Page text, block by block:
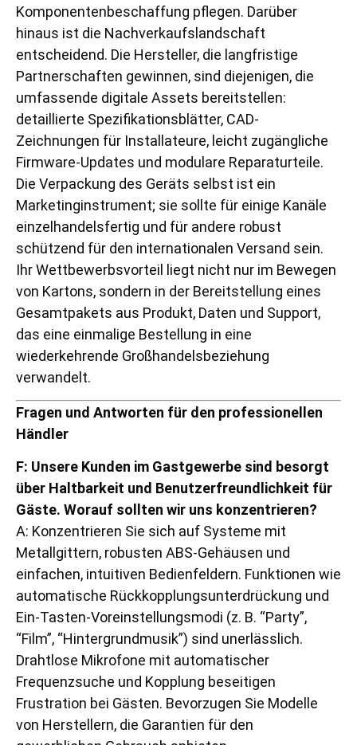
Komponentenbeschaffung pflegen. Darüber
hinaus ist die Nachverkaufslandschaft
entscheidend. Die Hersteller, die langfristige
Partnerschaften gewinnen, sind diejenigen, die
umfassende digitale Assets bereitstellen:
detaillierte Spezifikationsblätter, CAD-
Zeichnungen für Installateure, leicht zugängliche
Firmware-Updates und modulare Reparaturteile.
Die Verpackung des Geräts selbst ist ein
Marketinginstrument; sie sollte für einige Kanäle
einzelhandelsfertig und für andere robust
schützend für den internationalen Versand sein.
Ihr Wettbewerbsvorteil liegt nicht nur im Bewegen
von Kartons, sondern in der Bereitstellung eines
Gesamtpakets aus Produkt, Daten und Support,
das eine einmalige Bestellung in eine
wiederkehrende Großhandelsbeziehung
verwandelt.
Fragen und Antworten für den professionellen
Händler
F: Unsere Kunden im Gastgewerbe sind besorgt
über Haltbarkeit und Benutzerfreundlichkeit für
Gäste. Worauf sollten wir uns konzentrieren?
A: Konzentrieren Sie sich auf Systeme mit
Metallgittern, robusten ABS-Gehäusen und
einfachen, intuitiven Bedienfeldern. Funktionen wie
automatische Rückkopplungsunterdrückung und
Ein-Tasten-Voreinstellungsmodi (z. B. “Party”,
“Film”, “Hintergrundmusik”) sind unerlässlich.
Drahtlose Mikrofone mit automatischer
Frequenzsuche und Kopplung beseitigen
Frustration bei Gästen. Bevorzugen Sie Modelle
von Herstellern, die Garantien für den